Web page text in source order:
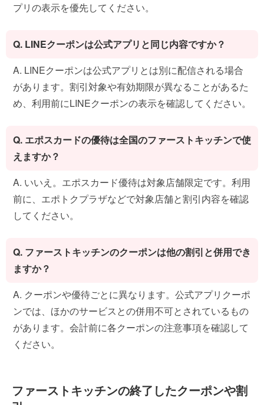
プリの表示を優先してください。
Q. LINEクーポンは公式アプリと同じ内容ですか？
A. LINEクーポンは公式アプリとは別に配信される場合
があります。割引対象や有効期限が異なることがあるた
め、利用前にLINEクーポンの表示を確認してください。
Q. エポスカードの優待は全国のファーストキッチンで使
えますか？
A. いいえ。エポスカード優待は対象店舗限定です。利用
前に、エポトクプラザなどで対象店舗と割引内容を確認
してください。
Q. ファーストキッチンのクーポンは他の割引と併用でき
ますか？
A. クーポンや優待ごとに異なります。公式アプリクーポ
ンでは、ほかのサービスとの併用不可とされているもの
があります。会計前に各クーポンの注意事項を確認して
ください。
ファーストキッチンの終了したクーポンや割